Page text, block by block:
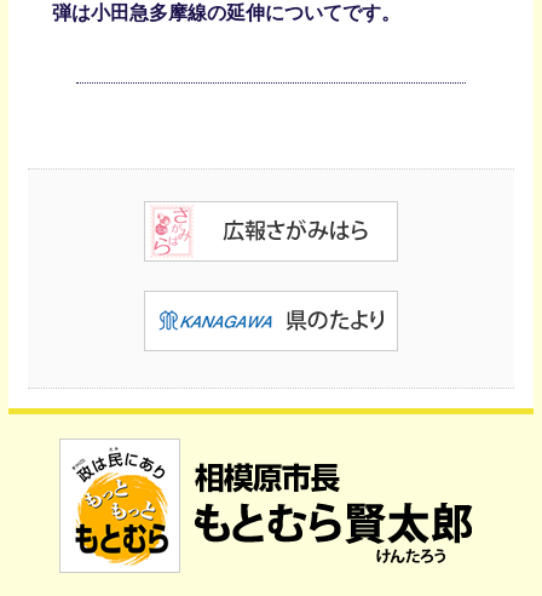
弾は小田急多摩線の延伸についてです。